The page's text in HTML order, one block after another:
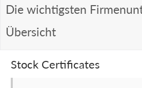
Die wichtigsten
Übersicht
Stock Certificates